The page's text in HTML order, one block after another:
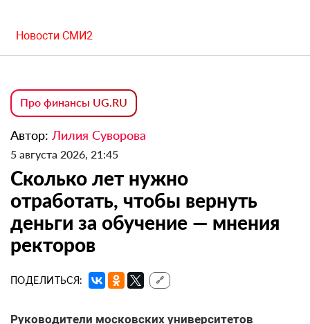
Новости СМИ2
Про финансы UG.RU
Автор: Лилия Суворова
5 августа 2026, 21:45
Сколько лет нужно
отработать, чтобы вернуть
деньги за обучение — мнения
ректоров
ПОДЕЛИТЬСЯ: 🔗
Руководители московских университетов